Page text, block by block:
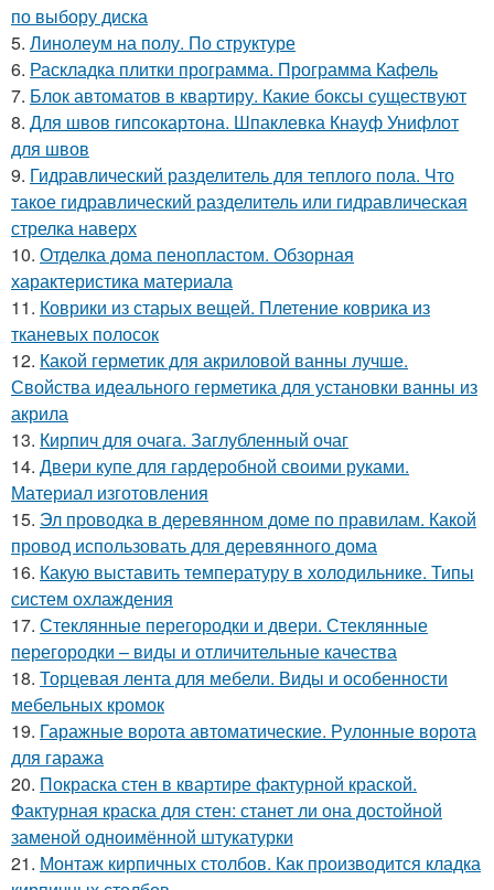
по выбору диска
5. Линолеум на полу. По структуре
6. Раскладка плитки программа. Программа Кафель
7. Блок автоматов в квартиру. Какие боксы существуют
8. Для швов гипсокартона. Шпаклевка Кнауф Унифлот
для швов
9. Гидравлический разделитель для теплого пола. Что
такое гидравлический разделитель или гидравлическая
стрелка наверх
10. Отделка дома пенопластом. Обзорная
характеристика материала
11. Коврики из старых вещей. Плетение коврика из
тканевых полосок
12. Какой герметик для акриловой ванны лучше.
Свойства идеального герметика для установки ванны из
акрила
13. Кирпич для очага. Заглубленный очаг
14. Двери купе для гардеробной своими руками.
Материал изготовления
15. Эл проводка в деревянном доме по правилам. Какой
провод использовать для деревянного дома
16. Какую выставить температуру в холодильнике. Типы
систем охлаждения
17. Стеклянные перегородки и двери. Стеклянные
перегородки – виды и отличительные качества
18. Торцевая лента для мебели. Виды и особенности
мебельных кромок
19. Гаражные ворота автоматические. Рулонные ворота
для гаража
20. Покраска стен в квартире фактурной краской.
Фактурная краска для стен: станет ли она достойной
заменой одноимённой штукатурки
21. Монтаж кирпичных столбов. Как производится кладка